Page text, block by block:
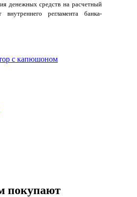
денежных средств на расчетный
регламента банка-
покупают